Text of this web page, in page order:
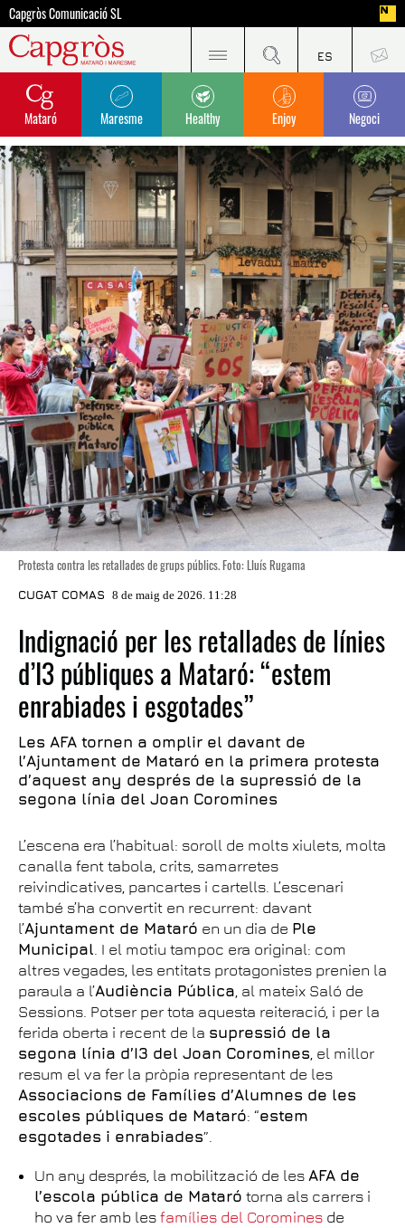
Capgròs Comunicació SL
Mataró Maresme Healthy Enjoy Negoci
Protesta contra les retallades de grups públics. Foto: Lluís Rugama
CUGAT COMAS 8 de maig de 2026. 11:28
Indignació per les retallades de línies
d’I3 públiques a Mataró: “estem
enrabiades i esgotades”
Les AFA tornen a omplir el davant de
l’Ajuntament de Mataró en la primera protesta
d’aquest any després de la supressió de la
segona línia del Joan Coromines
L’escena era l’habitual: soroll de molts xiulets, molta
canalla fent tabola, crits, samarretes
reivindicatives, pancartes i cartells. L’escenari
també s’ha convertit en recurrent: davant
l’Ajuntament de Mataró en un dia de Ple
Municipal. I el motiu tampoc era original: com
altres vegades, les entitats protagonistes prenien la
paraula a l’Audiència Pública, al mateix Saló de
Sessions. Potser per tota aquesta reiteració, i per la
ferida oberta i recent de la supressió de la
segona línia d’I3 del Joan Coromines, el millor
resum el va fer la pròpia representant de les
Associacions de Famílies d’Alumnes de les
escoles públiques de Mataró: “estem
esgotades i enrabiades”.
Un any després, la mobilització de les AFA de
l’escola pública de Mataró torna als carrers i
ho va fer amb les famílies del Coromines de